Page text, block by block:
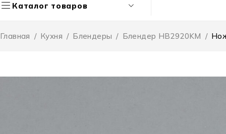
Каталог товаров
Главная / Кухня / Блендеры / Блендер HB2920KM /